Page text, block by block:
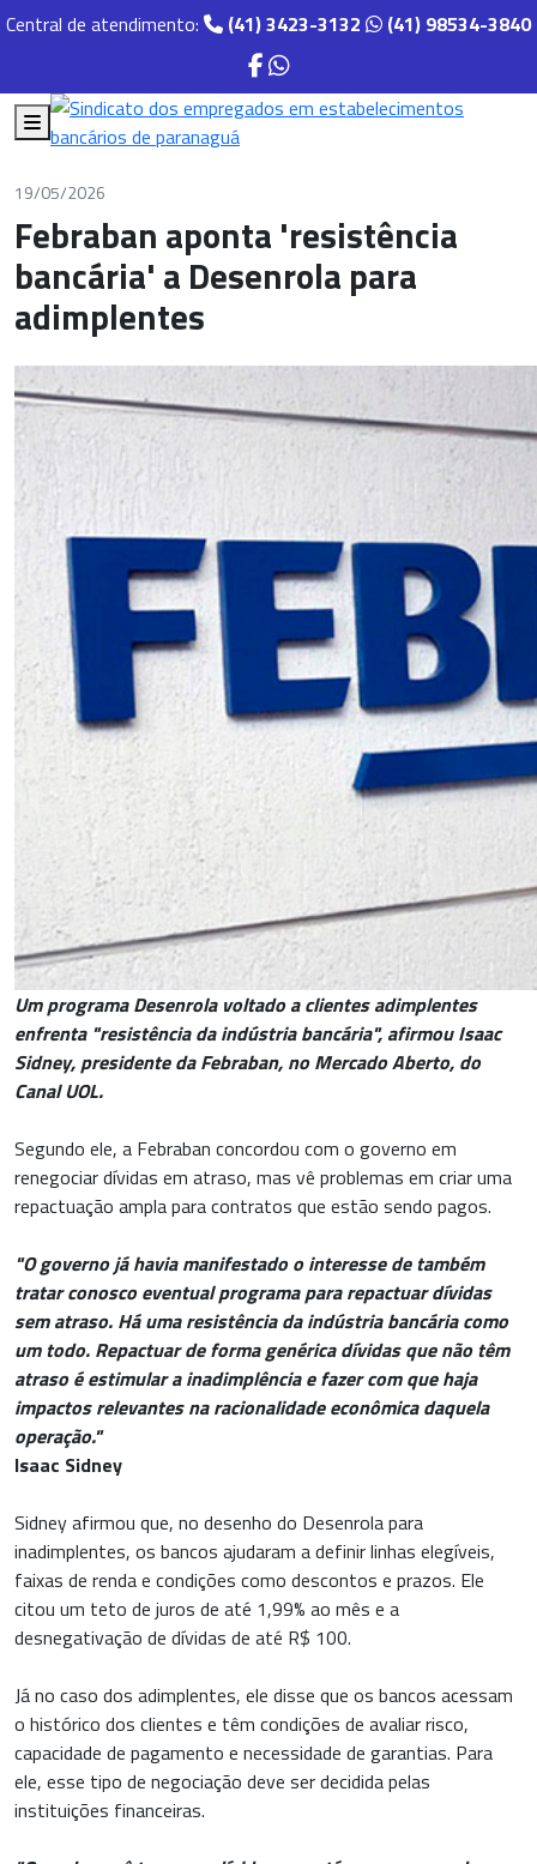
Central de atendimento: (41) 3423-3132 (41) 98534-3840
19/05/2026
Febraban aponta 'resistência
bancária' a Desenrola para
adimplentes
Um programa Desenrola voltado a clientes adimplentes
enfrenta "resistência da indústria bancária", afirmou Isaac
Sidney, presidente da Febraban, no Mercado Aberto, do
Canal UOL.
Segundo ele, a Febraban concordou com o governo em
renegociar dívidas em atraso, mas vê problemas em criar uma
repactuação ampla para contratos que estão sendo pagos.
"O governo já havia manifestado o interesse de também
tratar conosco eventual programa para repactuar dívidas
sem atraso. Há uma resistência da indústria bancária como
um todo. Repactuar de forma genérica dívidas que não têm
atraso é estimular a inadimplência e fazer com que haja
impactos relevantes na racionalidade econômica daquela
operação."
Isaac Sidney
Sidney afirmou que, no desenho do Desenrola para
inadimplentes, os bancos ajudaram a definir linhas elegíveis,
faixas de renda e condições como descontos e prazos. Ele
citou um teto de juros de até 1,99% ao mês e a
desnegativação de dívidas de até R$ 100.
Já no caso dos adimplentes, ele disse que os bancos acessam
o histórico dos clientes e têm condições de avaliar risco,
capacidade de pagamento e necessidade de garantias. Para
ele, esse tipo de negociação deve ser decidida pelas
instituições financeiras.